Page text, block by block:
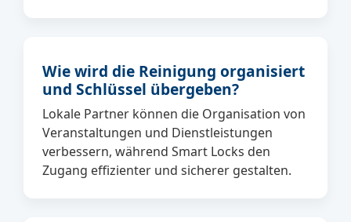
Wie wird die Reinigung organisiert
und Schlüssel übergeben?
Lokale Partner können die Organisation von
Veranstaltungen und Dienstleistungen
verbessern, während Smart Locks den
Zugang effizienter und sicherer gestalten.